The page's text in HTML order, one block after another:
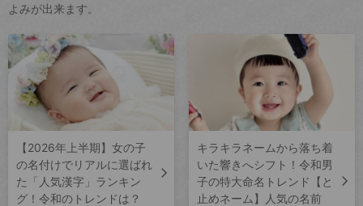
よみが出来ます。
【2026年上半期】女の子
の名付けでリアルに選ばれ
た「人気漢字」ランキン
グ！令和のトレンドは？
キラキラネームから落ち着
いた響きへシフト！令和男
子の特大命名トレンド【と
止めネーム】人気の名前